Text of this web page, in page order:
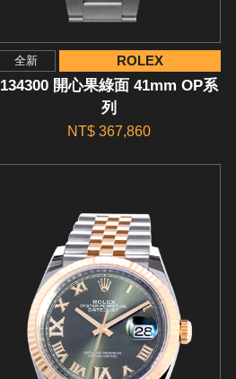
全新 ROLEX
134300 開心果綠面 41mm OP系
列
NT$ 367,860